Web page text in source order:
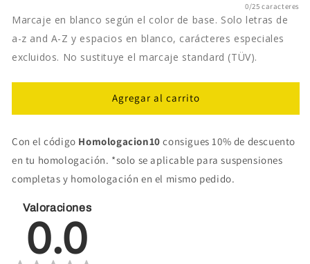
0/25 caracteres
Marcaje en blanco según el color de base. Solo letras de
a-z and A-Z y espacios en blanco, carácteres especiales
excluidos. No sustituye el marcaje standard (TÜV).
Agregar al carrito
Con el código Homologacion10 consigues 10% de descuento
en tu homologación. *solo se aplicable para suspensiones
completas y homologación en el mismo pedido.
Valoraciones
0.0